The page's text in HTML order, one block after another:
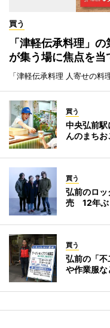
買う
「津軽伝承料理」
が集う場に焦点を当
「津軽伝承料理 人寄せの料
買う
中央弘前
んのまち
買う
弘前のロ
売 12年ぶ
買う
弘前の「
や作業服な